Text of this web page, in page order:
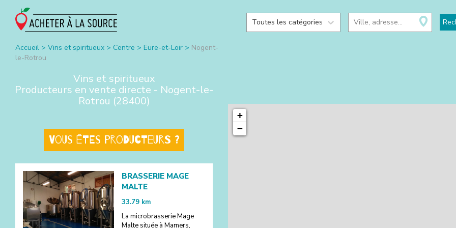
Toutes les catégories Ville, adresse...
Accueil > Vins et spiritueux > Centre > Eure-et-Loir > Nogent-
le-Rotrou
Vins et spiritueux
Producteurs en vente directe - Nogent-le-
Rotrou (28400)
Vous êtes producteurs ?
BRASSERIE MAGE
MALTE
33.79 km
La microbrasserie Mage
Malte située à Mamers,
+
−